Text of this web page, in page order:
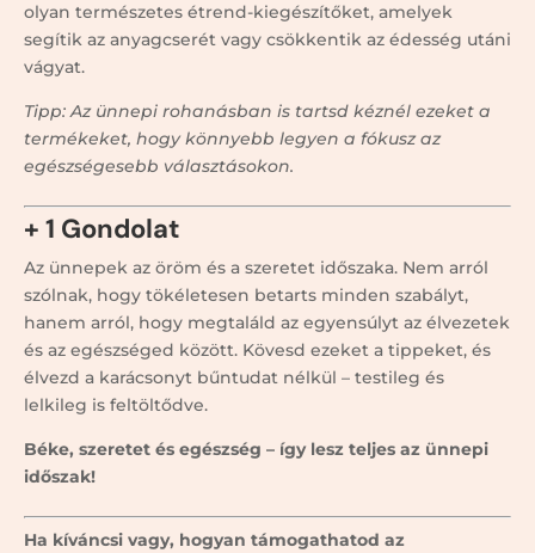
olyan természetes étrend-kiegészítőket, amelyek
segítik az anyagcserét vagy csökkentik az édesség utáni
vágyat.
Tipp: Az ünnepi rohanásban is tartsd kéznél ezeket a
termékeket, hogy könnyebb legyen a fókusz az
egészségesebb választásokon.
+ 1 Gondolat
Az ünnepek az öröm és a szeretet időszaka. Nem arról
szólnak, hogy tökéletesen betarts minden szabályt,
hanem arról, hogy megtaláld az egyensúlyt az élvezetek
és az egészséged között. Kövesd ezeket a tippeket, és
élvezd a karácsonyt bűntudat nélkül – testileg és
lelkileg is feltöltődve.
Béke, szeretet és egészség – így lesz teljes az ünnepi
időszak!
Ha kíváncsi vagy, hogyan támogathatod az